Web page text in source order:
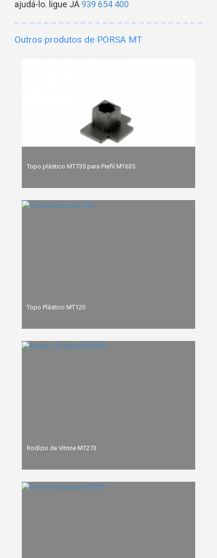
ajudá-lo. ligue JÁ 939 654 400
Outros produtos de PORSA MT
Topo plástico MT735 para Perfil MT635
Topo Plástico MT120
Rodízio de Vitrine MT273